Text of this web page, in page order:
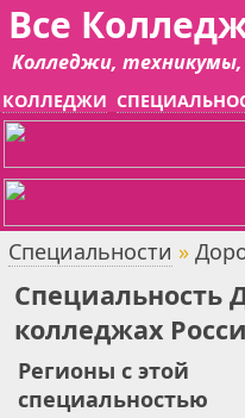
Все
Колледжи,
КОЛЛЕДЖИ
Специальности »
Специальность
колледжах
Регионы с этой
специальностью